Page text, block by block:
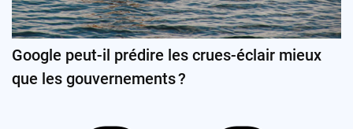
Google peut-il prédire les crues-éclair mieux
que les gouvernements ?